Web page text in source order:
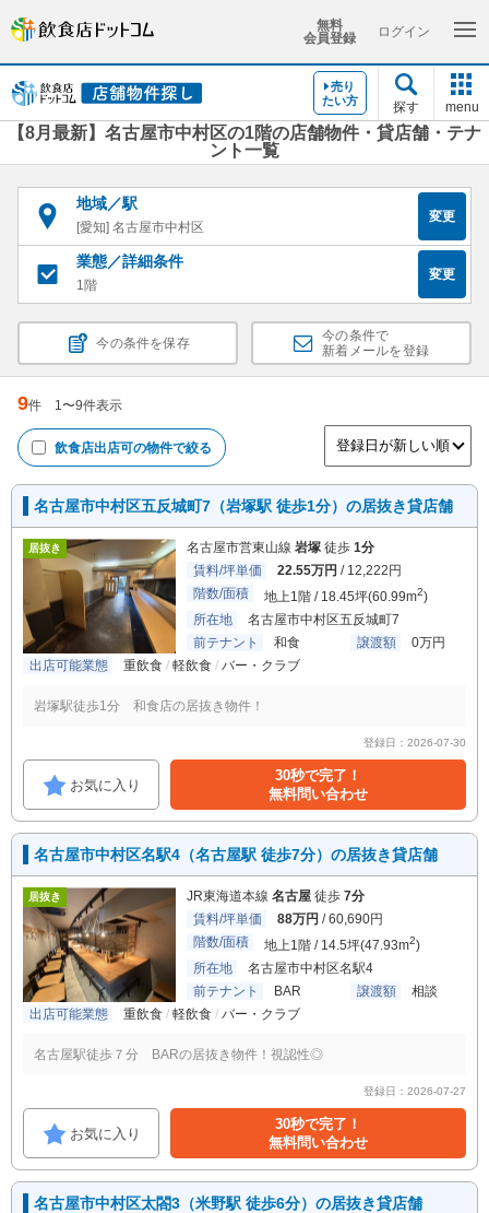
無料
会員登録
ログイン
売り
たい方
探す menu
【8月最新】名古屋市中村区の1階の店舗物件・貸店舗・テナ
ント一覧
地域／駅
[愛知] 名古屋市中村区
変更
業態／詳細条件
1階
変更
今の条件を保存
今の条件で
新着メールを登録
9件 1〜9件表示
飲食店出店可の物件で絞る
名古屋市中村区五反城町7（岩塚駅 徒歩1分）の居抜き貸店舗
居抜き 名古屋市営東山線 岩塚 徒歩 1分
賃料/坪単価
22.55万円 / 12,222円
階数/面積
地上1階 / 18.45坪(60.99m2)
所在地
名古屋市中村区五反城町7
前テナント
和食 譲渡額
0万円
出店可能業態
重飲食 軽飲食 バー・クラブ
岩塚駅徒歩1分 和食店の居抜き物件！
登録日：2026-07-30
お気に入り
30秒で完了！
無料問い合わせ
名古屋市中村区名駅4（名古屋駅 徒歩7分）の居抜き貸店舗
居抜き JR東海道本線 名古屋 徒歩 7分
賃料/坪単価
88万円 / 60,690円
階数/面積
地上1階 / 14.5坪(47.93m2)
所在地
名古屋市中村区名駅4
前テナント
BAR 譲渡額
相談
出店可能業態
重飲食 軽飲食 バー・クラブ
名古屋駅徒歩７分 BARの居抜き物件！視認性◎
登録日：2026-07-27
お気に入り
30秒で完了！
無料問い合わせ
名古屋市中村区太閤3（米野駅 徒歩6分）の居抜き貸店舗